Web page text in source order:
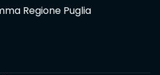
Regione Puglia